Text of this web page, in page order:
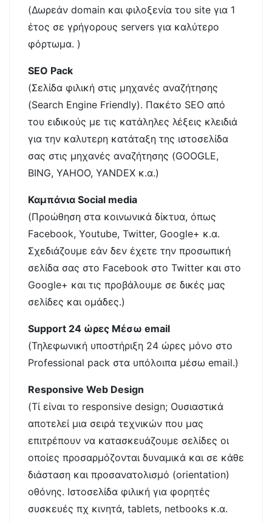
(Δωρεάν domain και φιλοξενία του site για 1
έτος σε γρήγορους servers για καλύτερο
φόρτωμα. )
SEO Pack
(Σελίδα φιλική στις μηχανές αναζήτησης
(Search Engine Friendly). Πακέτο SEO από
του ειδικούς με τις κατάληλες λέξεις κλειδιά
για την καλυτερη κατάταξη της ιστοσελίδα
σας στις μηχανές αναζήτησης (GOOGLE,
BING, YAHOO, YANDEX κ.α.)
Καμπάνια Social media
(Προώθηση στα κοινωνικά δίκτυα, όπως
Facebook, Youtube, Twitter, Google+ κ.α.
Σχεδιάζουμε εάν δεν έχετε την προσωπική
σελίδα σας στο Facebook στο Twitter και στο
Google+ και τις προβάλουμε σε δικές μας
σελίδες και ομάδες.)
Support 24 ώρες Μέσω email
(Τηλεφωνική υποστήριξη 24 ώρες μόνο στο
Professional pack στα υπόλοιπα μέσω email.)
Responsive Web Design
(Τί είναι το responsive design; Ουσιαστικά
αποτελεί μια σειρά τεχνικών που μας
επιτρέπουν να κατασκευάζουμε σελίδες οι
οποίες προσαρμόζονται δυναμικά και σε κάθε
διάσταση και προσανατολισμό (orientation)
οθόνης. Ιστοσελίδα φιλική για φορητές
συσκευές πχ κινητά, tablets, netbooks κ.α.